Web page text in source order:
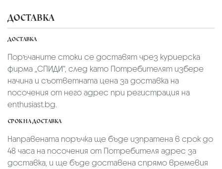
ДОСТАВКА
ДОСТАВКА
Поръчаните стоки се доставят чрез куриерскa
фирмa „СПИДИ“, след като Потребителят избере
начина и съответната цена за доставка на
посочения от него адрес при регистрация на
enthusiast.bg.
СРОК НА ДОСТАВКА
Направената поръчка ще бъде изпратена в срок до
48 часа на посочения от Потребителя адрес за
доставка, и ще бъде доставена спрямо времевия